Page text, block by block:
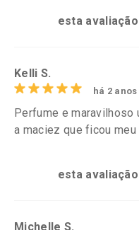
esta
Kelli S.
há 2 anos
Perfume e maravilhoso
a maciez que ficou
esta
Michelle S.